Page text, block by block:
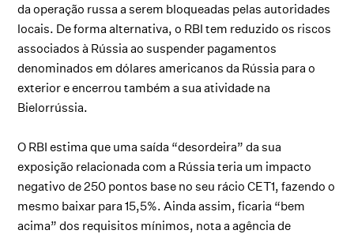
da operação russa a serem bloqueadas pelas autoridades
locais. De forma alternativa, o RBI tem reduzido os riscos
associados à Rússia ao suspender pagamentos
denominados em dólares americanos da Rússia para o
exterior e encerrou também a sua atividade na
Bielorrússia.
O RBI estima que uma saída “desordeira” da sua
exposição relacionada com a Rússia teria um impacto
negativo de 250 pontos base no seu rácio CET1, fazendo o
mesmo baixar para 15,5%. Ainda assim, ficaria “bem
acima” dos requisitos mínimos, nota a agência de